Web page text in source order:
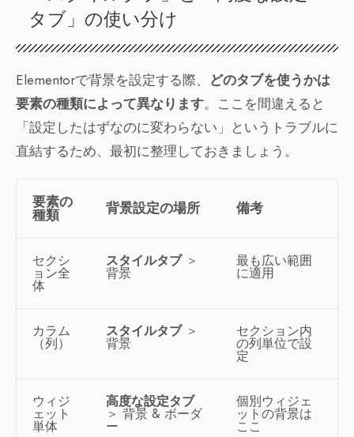
タブ」の使い分け
Elementorで背景を設定する際、 どのタブを使うかは
要素の種類によって異なります。ここを間違えると
「設定したはずなのに変わらない」というトラブルに
直結するため、最初に整理しておきましょう。
要素の
種類 背景設定の場所 備考
セクシ
ョン全
体
スタイルタブ＞
背景
最も広い範囲
に適用
カラム
（列）
スタイルタブ＞
背景
セクション内
の列単位で設
定
ウィジ
ェット
単体
高度な設定タブ
＞ 背景 & ボーダ
ー
個別ウィジェ
ットの背景は
ここ